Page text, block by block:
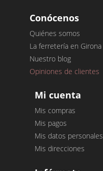
Conócenos
Quiénes somos
La ferretería en Girona
Nuestro blog
Opiniones de clientes
Mi cuenta
Mis compras
Mis pagos
Mis datos personales
Mis direcciones